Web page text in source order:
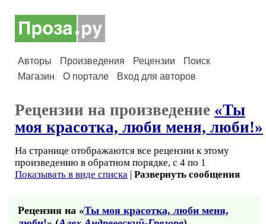
Авторы Произведения Рецензии
Поиск
Магазин
О портале Вход для авторов
Рецензии на произведение «Ты
моя красотка, люби меня, люби!»
На странице отображаются все рецензии к этому
произведению в обратном порядке, с 4 по 1
Показывать в виде списка | Развернуть сообщения
Рецензия на «Ты моя красотка, люби меня,